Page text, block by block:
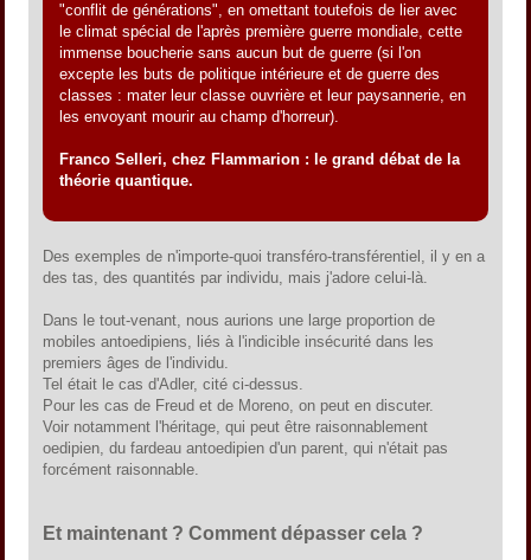
"conflit de générations", en omettant toutefois de lier avec
le climat spécial de l'après première guerre mondiale, cette
immense boucherie sans aucun but de guerre (si l'on
excepte les buts de politique intérieure et de guerre des
classes : mater leur classe ouvrière et leur paysannerie, en
les envoyant mourir au champ d'horreur).
Franco Selleri, chez Flammarion : le grand débat de la
théorie quantique.
Des exemples de n'importe-quoi transféro-transférentiel, il y en a
des tas, des quantités par individu, mais j'adore celui-là.
Dans le tout-venant, nous aurions une large proportion de
mobiles antoedipiens, liés à l'indicible insécurité dans les
premiers âges de l'individu.
Tel était le cas d'Adler, cité ci-dessus.
Pour les cas de Freud et de Moreno, on peut en discuter.
Voir notamment l'héritage, qui peut être raisonnablement
oedipien, du fardeau antoedipien d'un parent, qui n'était pas
forcément raisonnable.
Et maintenant ? Comment dépasser cela ?